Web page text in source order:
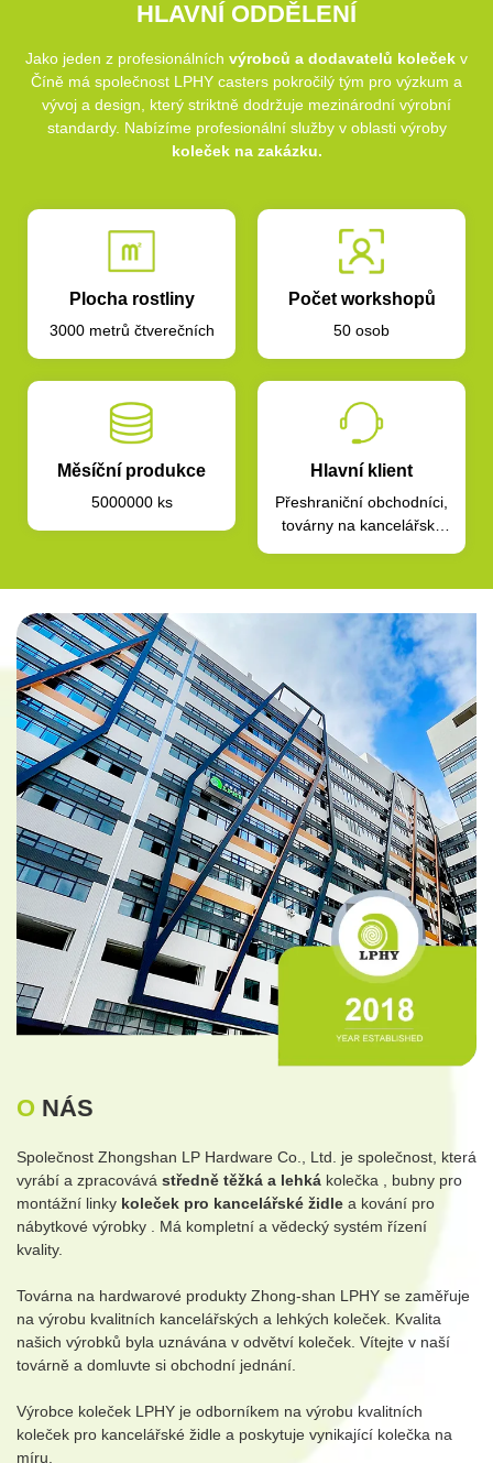
HLAVNÍ ODDĚLENÍ
Jako jeden z profesionálních výrobců a dodavatelů koleček v
Číně má společnost LPHY casters pokročilý tým pro výzkum a
vývoj a design, který striktně dodržuje mezinárodní výrobní
standardy. Nabízíme profesionální služby v oblasti výroby
koleček na zakázku.
Plocha rostliny
3000 metrů čtverečních
Počet workshopů
50 osob
Měsíční produkce
5000000 ks
Hlavní klient
Přeshraniční obchodníci,
továrny na kancelářský
O NÁS
Společnost Zhongshan LP Hardware Co., Ltd. je společnost, která
vyrábí a zpracovává středně těžká a lehká kolečka
bubny pro
montážní linky koleček pro kancelářské židle a kování pro
nábytkové výrobky . Má kompletní a vědecký systém řízení
kvality.
Továrna na hardwarové produkty Zhong-shan LPHY se zaměřuje
na výrobu kvalitních kancelářských a lehkých koleček. Kvalita
našich výrobků byla uznávána v odvětví koleček. Vítejte v naší
továrně a domluvte si obchodní jednání.
Výrobce koleček LPHY je odborníkem na výrobu kvalitních
koleček pro kancelářské židle a poskytuje vynikající kolečka na
míru.